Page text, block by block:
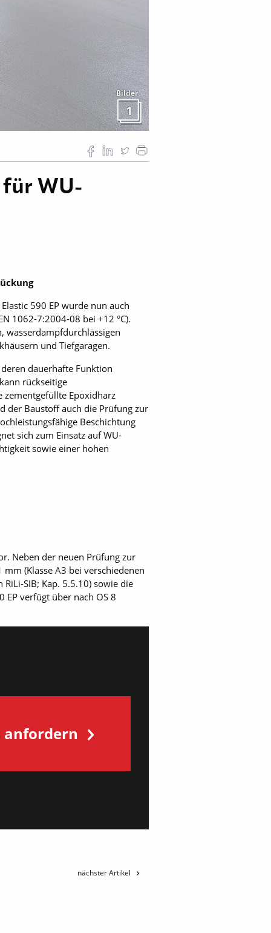
Bilder
1
WU-
590 EP wurde nun auch
1062-7:2004-08 bei +12 °C).
wasserdampfdurchlässigen
und Tiefgaragen.
dauerhafte Funktion
rückseitige
zementgefüllte Epoxidharz
der Baustoff auch die Prüfung zur
Beschichtung
sich zum Einsatz auf WU-
sowie einer hohen
Neben der neuen Prüfung zur
(Klasse A3 bei verschiedenen
SIB; Kap. 5.5.10) sowie die
EP verfügt über nach OS 8
anfordern
nächster Artikel